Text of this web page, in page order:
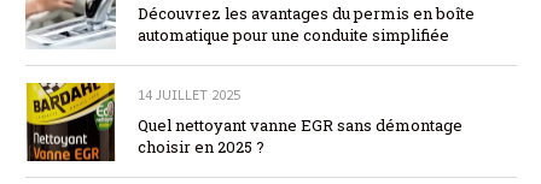
Découvrez les avantages du permis en boîte
automatique pour une conduite simplifiée
14 JUILLET 2025
Quel nettoyant vanne EGR sans démontage
choisir en 2025 ?